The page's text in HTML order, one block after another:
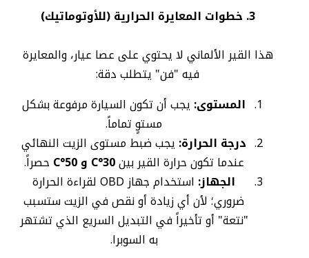
3. خطوات المعايرة الحرارية (للأوتوماتيك)
هذا القير الألماني لا يحتوي على عصا عيار، والمعايرة
فيه "فن" يتطلب دقة:
المستوى: يجب أن تكون السيارة مرفوعة بشكل
مستوٍ تماماً.
درجة الحرارة: يجب ضبط مستوى الزيت النهائي
عندما تكون حرارة القير بين30°C و 50°C
حصراً.
الجهاز:
استخدام جهاز OBD لقراءة الحرارة
ضروري؛ لأن أي زيادة أو نقص في الزيت ستسبب
"نتعة" أو تأخيراً في التبديل السريع الذي تشتهر
به السوبرا.